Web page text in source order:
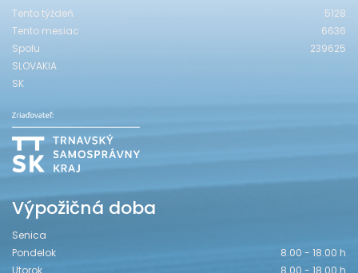
Tento týždeň
5128
Tento mesiac
6636
Spolu
239625
SLOVAKIA
SK
Výpožičná doba
Senica
Pondelok
8.00 - 18.00 h
Utorok
8.00 - 18.00 h